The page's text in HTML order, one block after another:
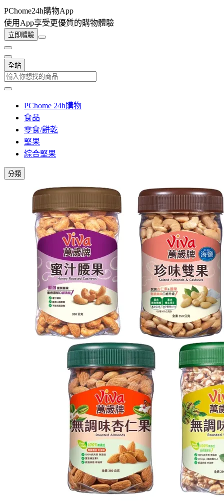
PChome24h購物App
使用App享受更優質的購物體驗
立即體驗
全站
PChome 24h購物
食品
零食/餅乾
堅果
綜合堅果
分類